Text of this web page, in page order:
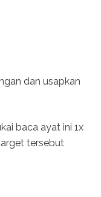
dan usapkan
baca ayat ini 1x
tersebut